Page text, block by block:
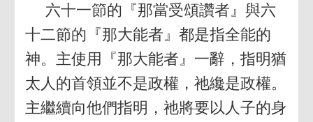
六十一節的『那當受頌讚者』與六
十二節的『那大能者』都是指全能的
神。主使用『那大能者』一辭，指明猶
太人的首領並不是政權，祂纔是政權。
主繼續向他們指明，祂將要以人子的身